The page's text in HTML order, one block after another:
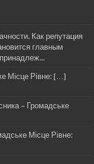
Как репутация
главным
Місце Рівне: […]
– Громадське
Місце Рівне: